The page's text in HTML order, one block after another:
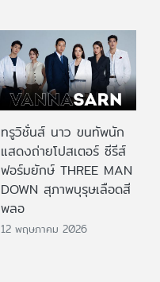
ทรูวิชั่นส์ นาว ขนทัพนัก
แสดงถ่ายโปสเตอร์ ซีรีส์
ฟอร์มยักษ์ THREE MAN
DOWN สุภาพบุรุษเลือดสี
พลอ
12 พฤษภาคม 2026